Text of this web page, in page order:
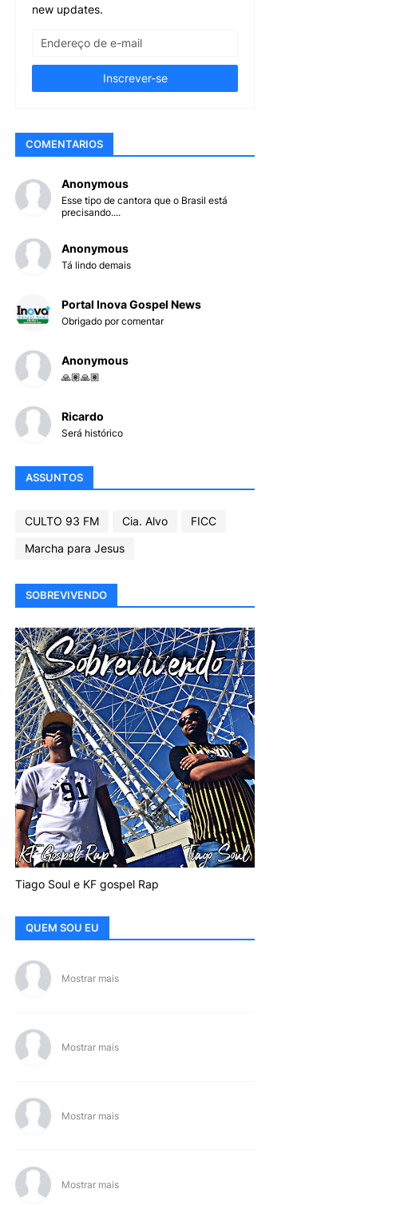
new updates.
COMENTARIOS
Anonymous
Esse tipo de cantora que o Brasil está
precisando....
Anonymous
Tá lindo demais
Portal Inova Gospel News
Obrigado por comentar
Anonymous
🙏🏽🙏🏽
Ricardo
Será histórico
ASSUNTOS
CULTO 93 FM Cia. Alvo
FICC
Marcha para Jesus
SOBREVIVENDO
Tiago Soul e KF gospel Rap
QUEM SOU EU
Mostrar mais
Mostrar mais
Mostrar mais
Mostrar mais